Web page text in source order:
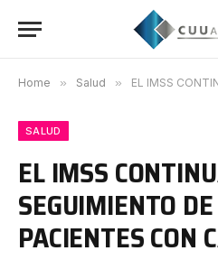
Home » Salud » EL IMSS CONTINUARÁ CON
SALUD
EL IMSS
SEGUIMIENTO
PACIENTES CON